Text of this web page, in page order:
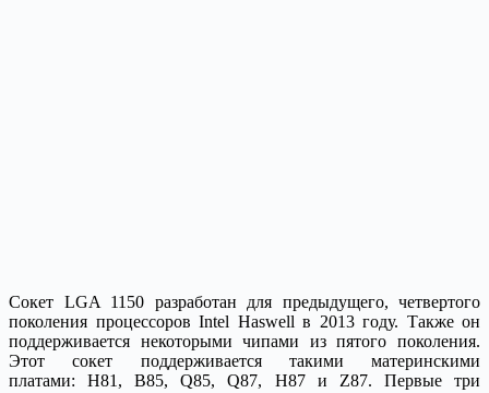
Сокет LGA 1150 разработан для предыдущего, четвертого
поколения процессоров Intel Haswell в 2013 году. Также он
поддерживается некоторыми чипами из пятого поколения.
Этот сокет поддерживается такими материнскими
платами: H81, B85, Q85, Q87, H87 и Z87. Первые три